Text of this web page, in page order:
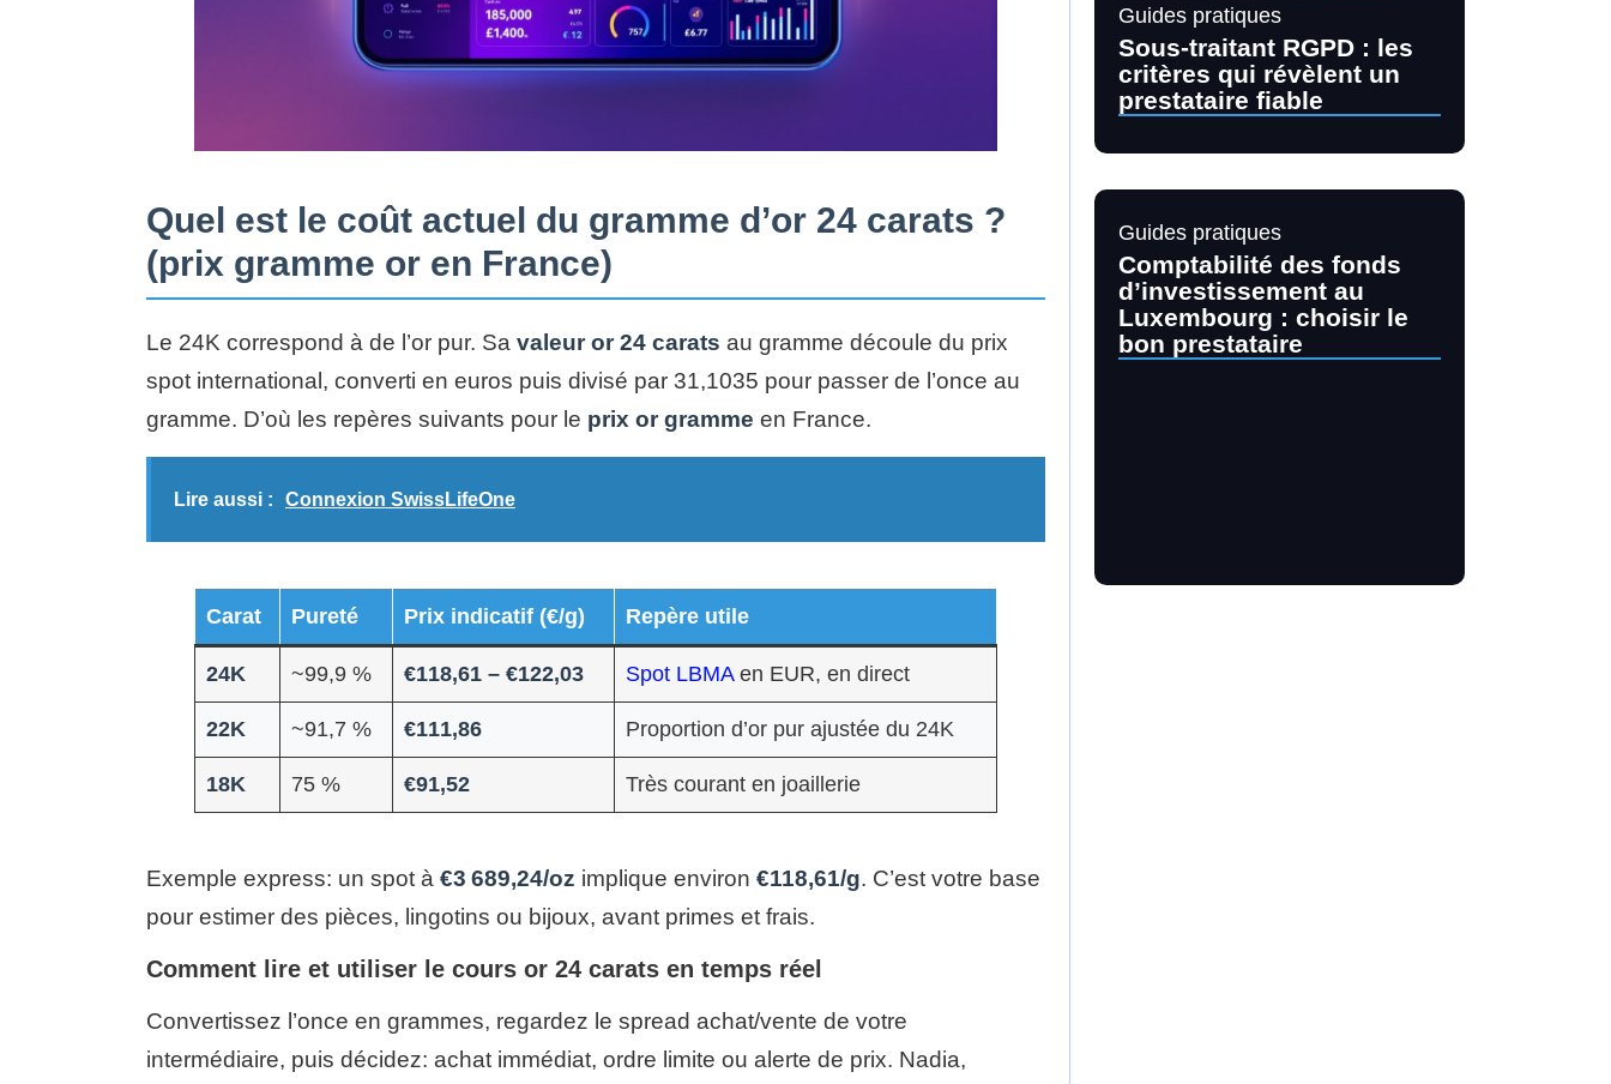
Quel est le coût actuel du gramme d’or 24 carats ?
(prix gramme or en France)
Le 24K correspond à de l’or pur. Sa valeur or 24 carats au gramme découle du prix
spot international, converti en euros puis divisé par 31,1035 pour passer de l’once au
gramme. D’où les repères suivants pour le prix or gramme en France.
Lire aussi : Connexion SwissLifeOne
Carat Pureté Prix indicatif (€/g) Repère utile
24K ~99,9 % €118,61 – €122,03 Spot LBMAen EUR, en direct
22K ~91,7 % €111,86 Proportion d’or pur ajustée du 24K
18K 75 % €91,52 Très courant en joaillerie
Exemple express: un spot à €3 689,24/oz implique environ €118,61/g. C’est votre base
pour estimer des pièces, lingotins ou bijoux, avant primes et frais.
Comment lire et utiliser le cours or 24 carats en temps réel
Convertissez l’once en grammes, regardez le spread achat/vente de votre
intermédiaire, puis décidez: achat immédiat, ordre limite ou alerte de prix. Nadia,
Guides pratiques
Sous-traitant RGPD : les
critères qui révèlent un
prestataire fiable
Guides pratiques
Comptabilité des fonds
d’investissement au
Luxembourg : choisir le
bon prestataire